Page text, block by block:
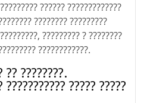
?????? ?????????????
???????? ?????????
????????? ? ????????
????????????.
?? ????????.
??????????? ????? ?????